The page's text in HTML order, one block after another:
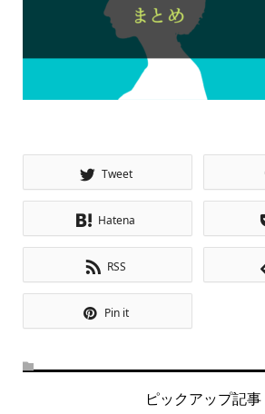
Tweet
Hatena
RSS
Pin it
ピックアップ記事